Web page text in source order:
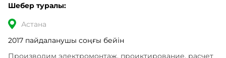
Шебер туралы:
Астана
2017 пайдаланушы соңғы бейін
Производим электромонтаж, проиктирование, расчет